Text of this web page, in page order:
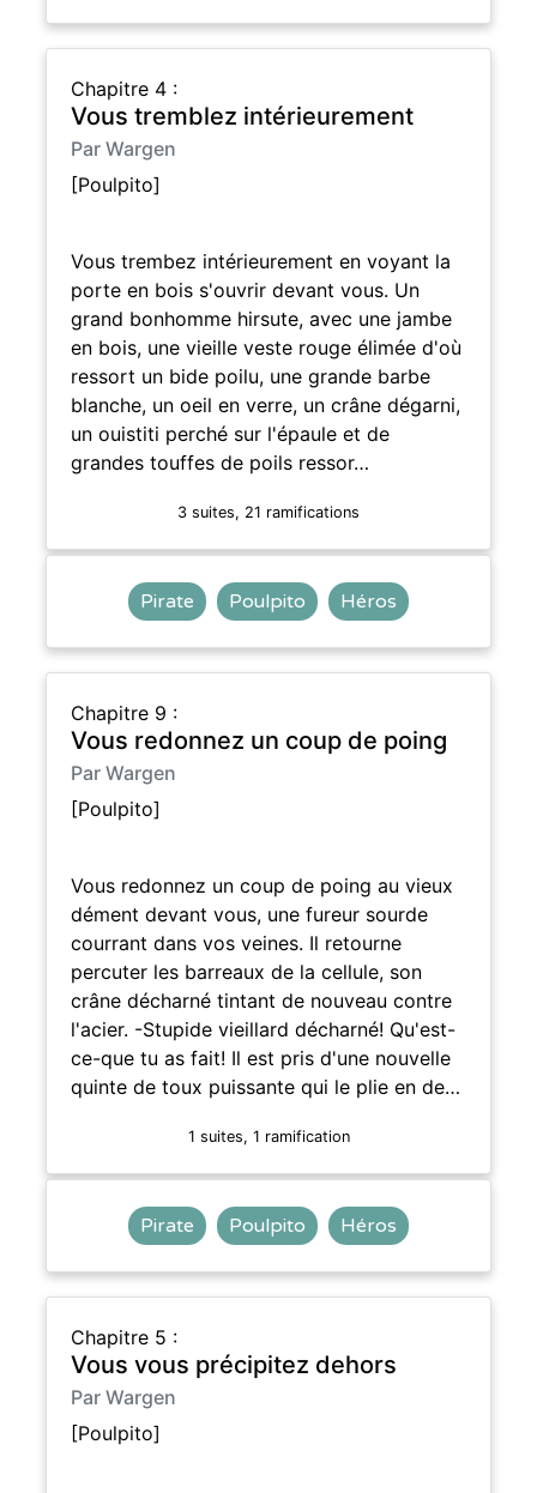
Chapitre 4 :
Vous tremblez intérieurement
Par Wargen
[Poulpito]
Vous trembez intérieurement en voyant la
porte en bois s'ouvrir devant vous. Un
grand bonhomme hirsute, avec une jambe
en bois, une vieille veste rouge élimée d'où
ressort un bide poilu, une grande barbe
blanche, un oeil en verre, un crâne dégarni,
un ouistiti perché sur l'épaule et de
grandes touffes de poils ressor…
3 suites, 21 ramifications
Pirate Poulpito Héros
Chapitre 9 :
Vous redonnez un coup de poing
Par Wargen
[Poulpito]
Vous redonnez un coup de poing au vieux
dément devant vous, une fureur sourde
courrant dans vos veines. Il retourne
percuter les barreaux de la cellule, son
crâne décharné tintant de nouveau contre
l'acier. -Stupide vieillard décharné! Qu'est-
ce-que tu as fait! Il est pris d'une nouvelle
quinte de toux puissante qui le plie en de…
1 suites, 1 ramification
Pirate Poulpito Héros
Chapitre 5 :
Vous vous précipitez dehors
Par Wargen
[Poulpito]